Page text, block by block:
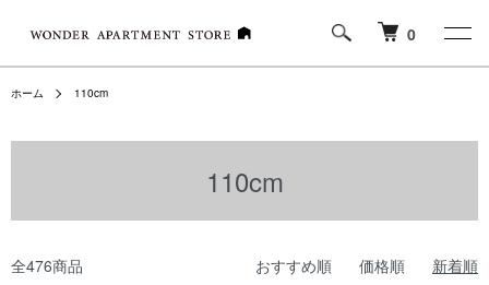
0
ホーム 110cm
110cm
全476商品 おすすめ順 価格順 新着順